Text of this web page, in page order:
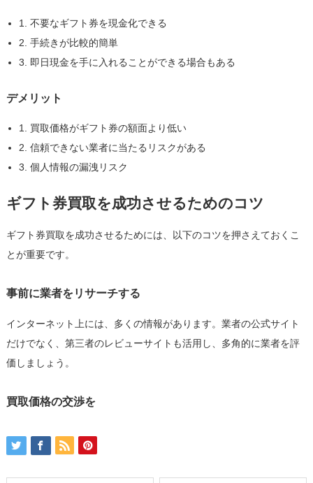
1. 不要なギフト券を現金化できる
2. 手続きが比較的簡単
3. 即日現金を手に入れることができる場合もある
デメリット
1. 買取価格がギフト券の額面より低い
2. 信頼できない業者に当たるリスクがある
3. 個人情報の漏洩リスク
ギフト券買取を成功させるためのコツ
ギフト券買取を成功させるためには、以下のコツを押さえておくこ
とが重要です。
事前に業者をリサーチする
インターネット上には、多くの情報があります。業者の公式サイト
だけでなく、第三者のレビューサイトも活用し、多角的に業者を評
価しましょう。
買取価格の交渉を